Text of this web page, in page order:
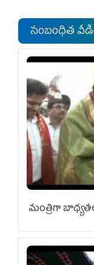
సంబంధిత
మంత్రిగా